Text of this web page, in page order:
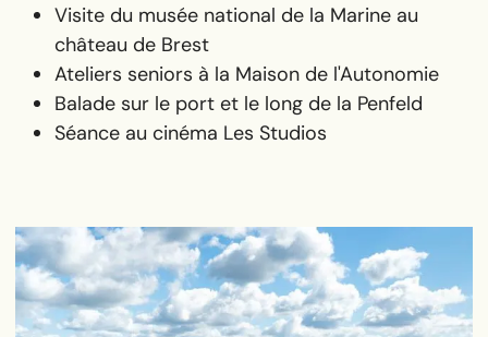
Visite du musée national de la Marine au
château de Brest
Ateliers seniors à la Maison de l'Autonomie
Balade sur le port et le long de la Penfeld
Séance au cinéma Les Studios